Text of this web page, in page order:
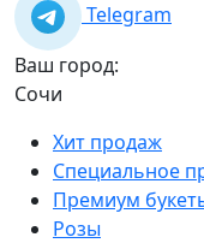
Telegram
Ваш город:
Сочи
Хит продаж
Специальное
Премиум
Розы